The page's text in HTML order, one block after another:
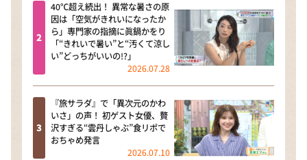
40℃超え続出！ 異常な暑さの原
因は「空気がきれいになったか
ら」専門家の指摘に眞鍋かをり
「“きれいで暑い”と“汚くて涼し
い”どっちがいいの!?」
2026.07.28
『旅サラダ』で「異次元のかわ
いさ」の声！ 初ゲスト女優、贅
沢すぎる“雲丹しゃぶ”食リポで
おちゃめ発言
2026.07.10